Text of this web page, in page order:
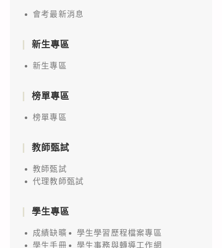
會考最新消息
新生專區
新生專區
榜單專區
榜單專區
教師甄試
教師甄試
代理教師甄試
學生專區
成績缺曠
學生學習歷程檔案專區
學生手冊
學生事務與轉導工作網